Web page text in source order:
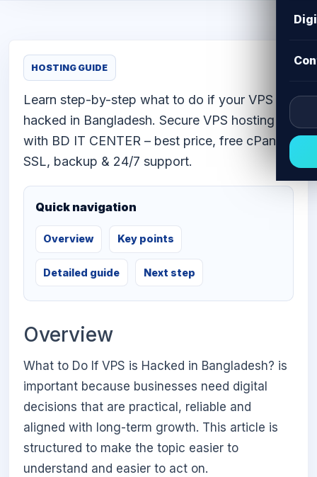
HOSTING GUIDE
Learn step-by-step what to do if your VPS is
hacked in Bangladesh. Secure VPS hosting
with BD IT CENTER – best price, free cPanel,
SSL, backup & 24/7 support.
Quick navigation
Overview Key points
Detailed guide Next step
Overview
What to Do If VPS is Hacked in Bangladesh? is
important because businesses need digital
decisions that are practical, reliable and
aligned with long-term growth. This article is
structured to make the topic easier to
understand and easier to act on.